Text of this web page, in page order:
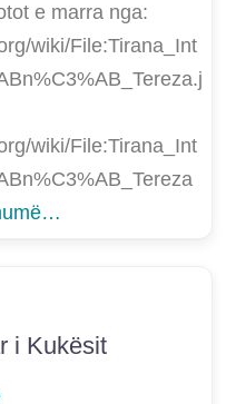
e marra nga:
wiki/File:Tirana_Int
wiki/File:Tirana_Int
i Kukësit